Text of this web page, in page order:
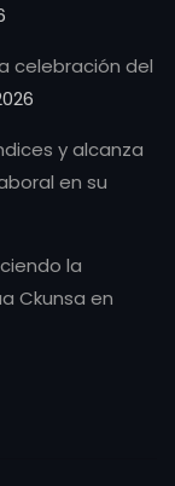
celebración del
y alcanza
en su
la
Ckunsa en